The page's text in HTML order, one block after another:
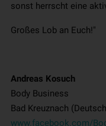
sonst herrscht eine
Großes Lob an Euch!"
Andreas Kosuch
Body Business
Bad Kreuznach
www.facebook.com/